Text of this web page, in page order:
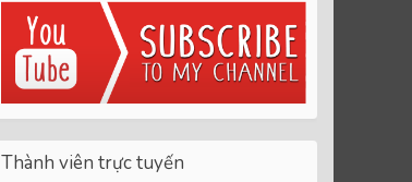
Thành viên trực tuyến